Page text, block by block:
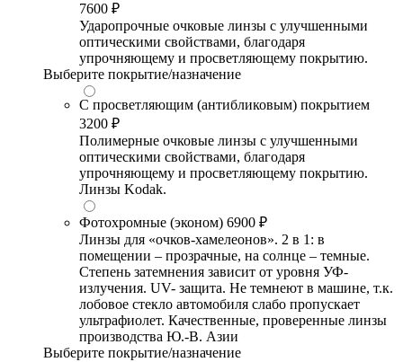
7600 ₽
Ударопрочные очковые линзы с улучшенными
оптическими свойствами, благодаря
упрочняющему и просветляющему покрытию.
Выберите покрытие/назначение
С просветляющим (антибликовым) покрытием
3200 ₽
Полимерные очковые линзы с улучшенными
оптическими свойствами, благодаря
упрочняющему и просветляющему покрытию.
Линзы Kodak.
Фотохромные (эконом) 6900 ₽
Линзы для «очков-хамелеонов». 2 в 1: в
помещении – прозрачные, на солнце – темные.
Степень затемнения зависит от уровня УФ-
излучения. UV- защита. Не темнеют в машине, т.к.
лобовое стекло автомобиля слабо пропускает
ультрафиолет. Качественные, проверенные линзы
производства Ю.-В. Азии
Выберите покрытие/назначение